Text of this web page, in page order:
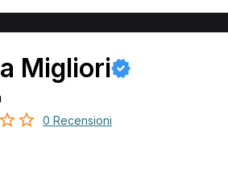
Migliori
0 Recensioni